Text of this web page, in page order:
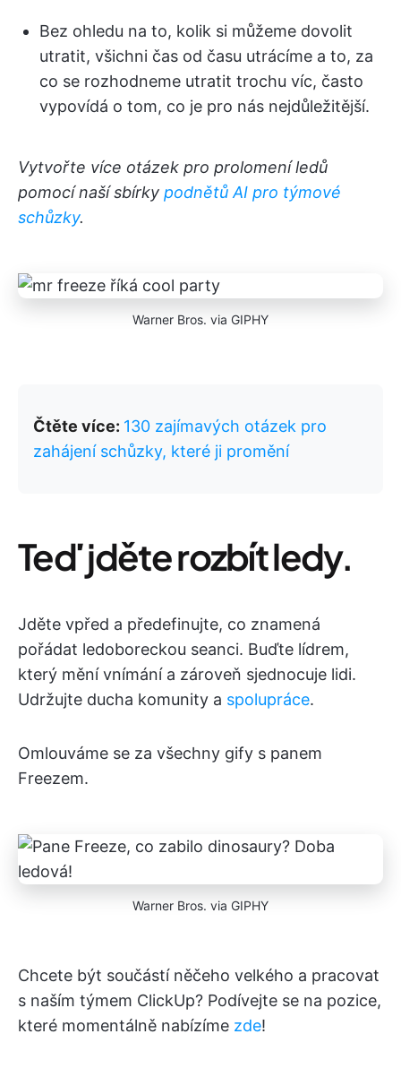
Bez ohledu na to, kolik si můžeme dovolit
utratit, všichni čas od času utrácíme a to, za
co se rozhodneme utratit trochu víc, často
vypovídá o tom, co je pro nás nejdůležitější.
Vytvořte více otázek pro prolomení ledů
pomocí naší sbírky podnětů AI pro týmové
schůzky.
Warner Bros. via GIPHY
Čtěte více: 130 zajímavých otázek pro
zahájení schůzky, které ji promění
Teď jděte rozbít ledy.
Jděte vpřed a předefinujte, co znamená
pořádat ledoboreckou seanci. Buďte lídrem,
který mění vnímání a zároveň sjednocuje lidi.
Udržujte ducha komunity a spolupráce.
Omlouváme se za všechny gify s panem
Freezem.
Warner Bros. via GIPHY
Chcete být součástí něčeho velkého a pracovat
s naším týmem ClickUp? Podívejte se na pozice,
které momentálně nabízíme zde!